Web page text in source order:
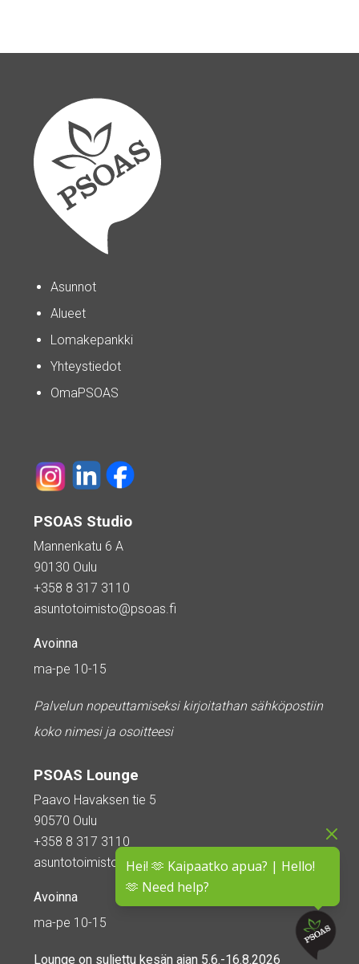
Hei! 🫶 Kaipaatko apua? | Hello!
🫶 Need help?
Asunnot
Alueet
Lomakepankki
Yhteystiedot
OmaPSOAS
PSOAS Studio
Mannenkatu 6 A
90130 Oulu
+358 8 317 3110
asuntotoimisto@psoas.fi
Avoinna
ma-pe 10-15
Palvelun nopeuttamiseksi kirjoitathan sähköpostiin
koko nimesi ja osoitteesi
PSOAS Lounge
Paavo Havaksen tie 5
90570 Oulu
+358 8 317 3110
asuntotoimisto@psoas.fi
Avoinna
ma-pe 10-15
Lounge on suljettu kesän ajan 5.6.-16.8.2026